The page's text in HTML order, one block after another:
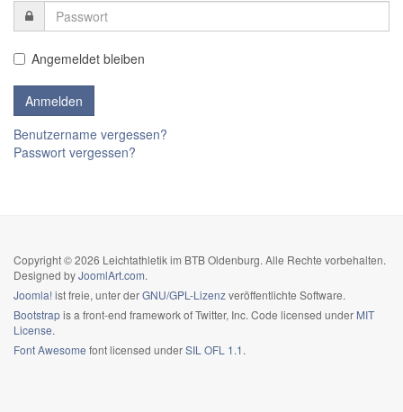
Angemeldet bleiben
Benutzername vergessen?
Passwort vergessen?
Copyright © 2026 Leichtathletik im BTB Oldenburg. Alle Rechte vorbehalten.
Designed byJoomlArt.com.
Joomla!ist freie, unter derGNU/GPL-Lizenzveröffentlichte Software.
Bootstrapis a front-end framework of Twitter, Inc. Code licensed under MIT
License.
Font Awesome font licensed underSIL OFL 1.1.